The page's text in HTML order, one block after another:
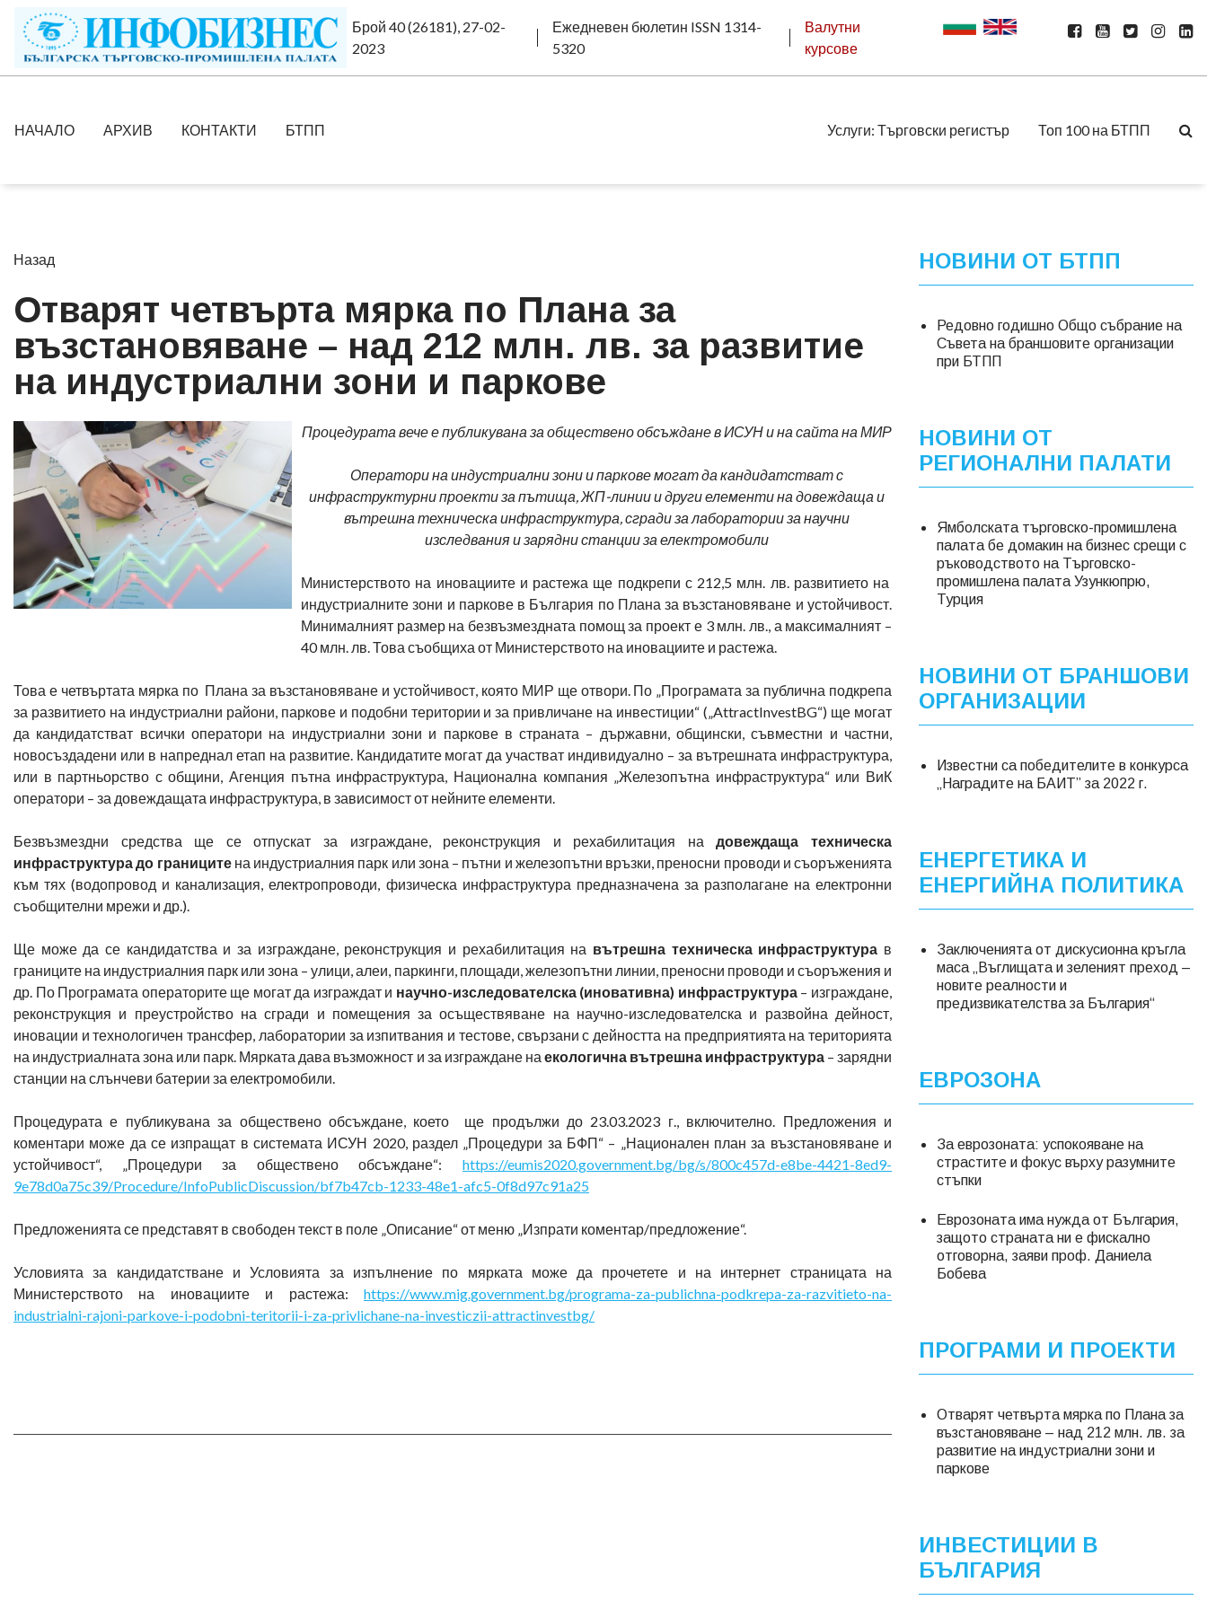
Брой 40 (26181), 27-02-
2023
Ежедневен бюлетин ISSN 1314-
5320
Валутни
курсове
НАЧАЛО АРХИВ КОНТАКТИ БТПП Услуги: Търговски регистър Топ 100 на БТПП
Назад
Отварят четвърта мярка по Плана за
възстановяване – над 212 млн. лв. за развитие
на индустриални зони и паркове
Процедурата вече е публикувана за обществено обсъждане в ИСУН и на сайта на МИР
Оператори на индустриални зони и паркове могат да кандидатстват с
инфраструктурни проекти за пътища, ЖП-линии и други елементи на довеждаща и
вътрешна техническа инфраструктура, сгради за лаборатории за научни
изследвания и зарядни станции за електромобили
Министерството на иновациите и растежа ще подкрепи с 212,5 млн. лв. развитието на
индустриалните зони и паркове в България по Плана за възстановяване и устойчивост.
Минималният размер на безвъзмездната помощ за проект е 3 млн. лв., а максималният –
40 млн. лв. Това съобщиха от Министерството на иновациите и растежа.
Това е четвъртата мярка по Плана за възстановяване и устойчивост, която МИР ще отвори. По „Програмата за публична подкрепа
за развитието на индустриални райони, паркове и подобни територии и за привличане на инвестиции“ („AttractInvestBG“) ще могат
да кандидатстват всички оператори на индустриални зони и паркове в страната – държавни, общински, съвместни и частни,
новосъздадени или в напреднал етап на развитие. Кандидатите могат да участват индивидуално – за вътрешната инфраструктура,
или в партньорство с общини, Агенция пътна инфраструктура, Национална компания „Железопътна инфраструктура“ или ВиК
оператори – за довеждащата инфраструктура, в зависимост от нейните елементи.
Безвъзмездни средства ще се отпускат за изграждане, реконструкция и рехабилитация надовеждаща техническа
инфраструктура до границитена индустриалния парк или зона – пътни и железопътни връзки, преносни проводи и съоръженията
към тях (водопровод и канализация, електропроводи, физическа инфраструктура предназначена за разполагане на електронни
съобщителни мрежи и др.).
Ще може да се кандидатства и за изграждане, реконструкция и рехабилитация на вътрешна техническа инфраструктура в
границите на индустриалния парк или зона – улици, алеи, паркинги, площади, железопътни линии, преносни проводи и съоръжения и
др. По Програмата операторите ще могат да изграждат и научно-изследователска (иновативна) инфраструктура – изграждане,
реконструкция и преустройство на сгради и помещения за осъществяване на научно-изследователска и развойна дейност,
иновации и технологичен трансфер, лаборатории за изпитвания и тестове, свързани с дейността на предприятията на територията
на индустриалната зона или парк. Мярката дава възможност и за изграждане на екологична вътрешна инфраструктура– зарядни
станции на слънчеви батерии за електромобили.
Процедурата е публикувана за обществено обсъждане, което ще продължи до 23.03.2023 г., включително. Предложения и
коментари може да се изпращат в системата ИСУН 2020, раздел „Процедури за БФП“ – „Национален план за възстановяване и
устойчивост“, „Процедури за обществено обсъждане“: https://eumis2020.government.bg/bg/s/800c457d-e8be-4421-8ed9-
9e78d0a75c39/Procedure/InfoPublicDiscussion/bf7b47cb-1233-48e1-afc5-0f8d97c91a25
Предложенията се представят в свободен текст в поле „Описание“ от меню „Изпрати коментар/предложение“.
Условията за кандидатстване и Условията за изпълнение по мярката може да прочетете и на интернет страницата на
Министерството на иновациите и растежа: https://www.mig.government.bg/programa-za-publichna-podkrepa-za-razvitieto-na-
industrialni-rajoni-parkove-i-podobni-teritorii-i-za-privlichane-na-investiczii-attractinvestbg/
НОВИНИ ОТ БТПП
Редовно годишно Общо събрание на
Съвета на браншовите организации
при БТПП
НОВИНИ ОТ
РЕГИОНАЛНИ ПАЛАТИ
Ямболската търговско-промишлена
палата бе домакин на бизнес срещи с
ръководството на Търговско-
промишлена палата Узункюпрю,
Турция
НОВИНИ ОТ БРАНШОВИ
ОРГАНИЗАЦИИ
Известни са победителите в конкурса
„Наградите на БАИТ” за 2022 г.
ЕНЕРГЕТИКА И
ЕНЕРГИЙНА ПОЛИТИКА
Заключенията от дискусионна кръгла
маса „Въглищата и зеленият преход –
новите реалности и
предизвикателства за България“
ЕВРОЗОНА
За еврозоната: успокояване на
страстите и фокус върху разумните
стъпки
Еврозоната има нужда от България,
защото страната ни е фискално
отговорна, заяви проф. Даниела
Бобева
ПРОГРАМИ И ПРОЕКТИ
Отварят четвърта мярка по Плана за
възстановяване – над 212 млн. лв. за
развитие на индустриални зони и
паркове
ИНВЕСТИЦИИ В
БЪЛГАРИЯ